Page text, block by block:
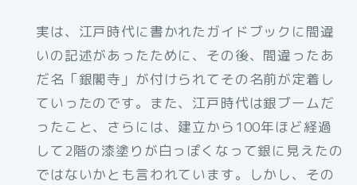
実は、江戸時代に書かれたガイドブックに間違
いの記述があったために、その後、間違ったあ
だ名「銀閣寺」が付けられてその名前が定着し
ていったのです。また、江戸時代は銀ブームだ
ったこと、さらには、建立から100年ほど経過
して2階の漆塗りが白っぽくなって銀に見えたの
ではないかとも言われています。しかし、その